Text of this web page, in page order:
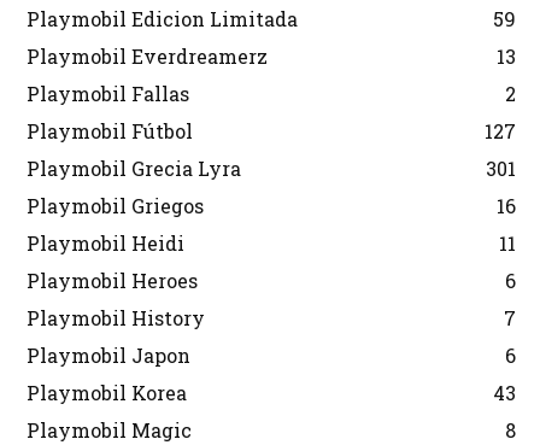
Playmobil Edicion Limitada
59
Playmobil Everdreamerz
13
Playmobil Fallas
2
Playmobil Fútbol
127
Playmobil Grecia Lyra
301
Playmobil Griegos
16
Playmobil Heidi
11
Playmobil Heroes
6
Playmobil History
7
Playmobil Japon
6
Playmobil Korea
43
Playmobil Magic
8